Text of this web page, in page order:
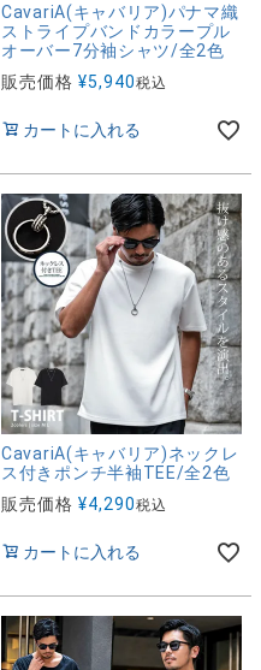
CavariA(キャバリア)パナマ織
ストライプバンドカラープル
オーバー7分袖シャツ/全2色
販売価格 ¥5,940税込
カートに入れる
CavariA(キャバリア)ネックレ
ス付きポンチ半袖TEE/全2色
販売価格 ¥4,290税込
カートに入れる